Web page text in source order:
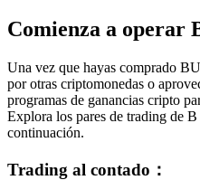
Comienza a operar
Una vez que hayas comprado
por otras criptomonedas o
programas de ganancias cripto
Explora los pares de trading de
continuación.
Trading al contado ：